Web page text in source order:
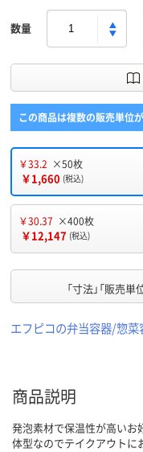
数量
この商品は複数の販売単位
￥33.2 ×50枚
￥1,660 (税込)
￥30.37 ×400枚
￥12,147 (税込)
「寸法」「販売
エフピコの弁当容器/惣
商品説明
発泡素材で保温性が高いお
体型なのでテイクアウトに